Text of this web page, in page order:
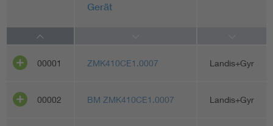
Standards
Weitere Themen
Vom Netz zum System
Gerät
00001 ZMK410CE1.0007 Landis+Gyr
00002 BM ZMK410CE1.0007 Landis+Gyr